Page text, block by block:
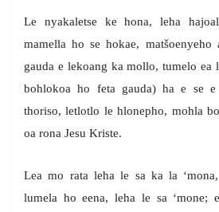
Le nyakaletse ke hona, leha
mamella ho se hokae, matšoenyeho
gauda e lekoang ka mollo, tumelo ea
bohlokoa ho feta gauda) ha e se
thoriso, letlotlo le hlonepho, mohla
oa rona Jesu Kriste.
Lea mo rata leha le sa ka la
lumela ho eena, leha le sa ‘mone;